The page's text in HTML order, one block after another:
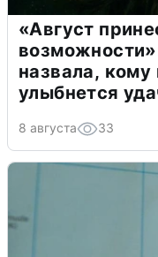
«Август
назвала, кому
улыбнется
8 августа 33